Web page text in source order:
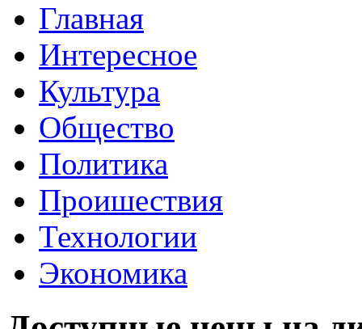
Главная
Интересное
Культура
Общество
Политика
Проишествия
Технологии
Экономика